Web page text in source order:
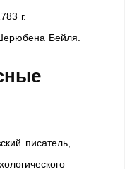
г.
Бейля.
писатель,